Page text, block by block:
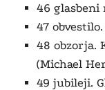
46 glasbeni
47 obvestilo.
48 obzorja.
(Michael
49 jubileji.